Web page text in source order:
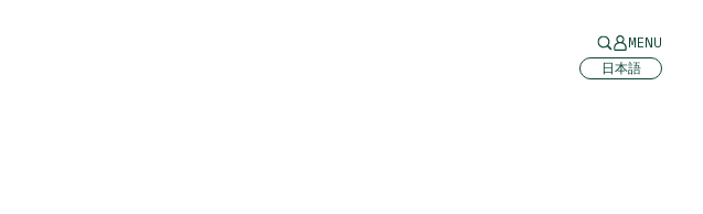
MENU
日本語